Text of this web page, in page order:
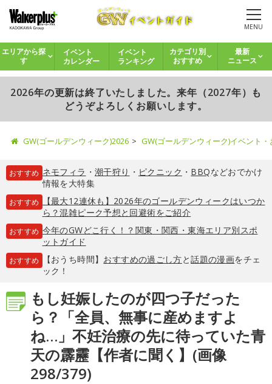
MENU
エリアから探
す
イベント
カレンダー
イベント
ランキング
カテゴリ別
おすすめ
最新
ニュース
2026年の更新は終了いたしました。来年（2027年）も
どうぞよろしくお願いします。
GW(ゴールデンウィーク)2026 GW(ゴールデンウィーク)イベント
おすすめ ネモフィラ ・ 潮干狩り ・ ピクニック ・ BBQなどおでかけ
情報を大特集
おすすめ
【最大12連休も】2026年のゴールデンウィークはいつか
ら？混雑ピーク予想と回避術をご紹介
おすすめ 今年のGWどこ行く！？関東・関西・東海エリア別スポ
ットガイド
おすすめ 【おうち時間】 おすすめの過ごし方と話題の漫画をチェ
ック！
もし妊娠したのが四つ子だった
ら？「全員、無事に産めますよ
ね…」不妊治療の先に待っていた青
天の霹靂【作者に聞く】(画像
298/379)